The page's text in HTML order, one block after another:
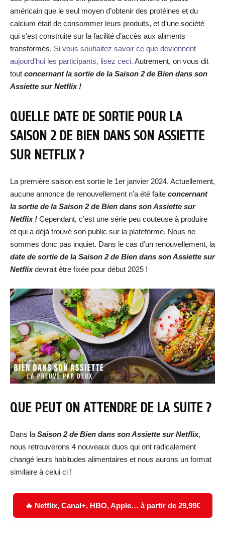
américain que le seul moyen d’obtenir des protéines et du
calcium était de consommer leurs produits, et d’une société
qui s’est construite sur la facilité d’accès aux aliments
transformés. Si vous souhaitez savoir ce que deviennent
aujourd’hui les participants, lisez ceci. Autrement, on vous dit
tout concernant la sortie de la Saison 2 de Bien dans son
Assiette sur Netflix !
QUELLE DATE DE SORTIE POUR LA
SAISON 2 DE BIEN DANS SON ASSIETTE
SUR NETFLIX ?
La première saison est sortie le 1er janvier 2024. Actuellement,
aucune annonce de renouvellement n’a été faite concernant
la sortie de la Saison 2 de Bien dans son Assiette sur
Netflix ! Cependant, c’est une série peu couteuse à produire
et qui a déjà trouvé son public sur la plateforme. Nous ne
sommes donc pas inquiet. Dans le cas d’un renouvellement, la
date de sortie de la Saison 2 de Bien dans son Assiette sur
Netflixdevrait être fixée pour début 2025 !
QUE PEUT ON ATTENDRE DE LA SUITE ?
Dans la Saison 2 de Bien dans son Assiette sur Netflix,
nous retrouverons 4 nouveaux duos qui ont radicalement
changé leurs habitudes alimentaires et nous aurons un format
similaire à celui ci !
🔥 Netflix, Canal+, HBO, Apple… à partir de 29,99€